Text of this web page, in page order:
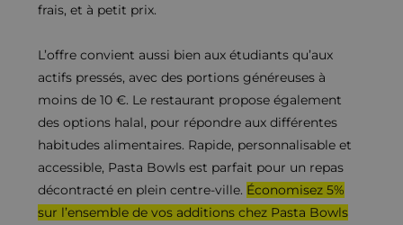
frais, et à petit prix.
L’offre convient aussi bien aux étudiants qu’aux
actifs pressés, avec des portions généreuses à
moins de 10 €. Le restaurant propose également
des options halal, pour répondre aux différentes
habitudes alimentaires. Rapide, personnalisable et
accessible, Pasta Bowls est parfait pour un repas
décontracté en plein centre-ville. Économisez 5%
sur l’ensemble de vos additions chez Pasta Bowls